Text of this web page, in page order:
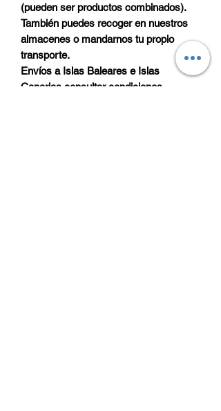
(pueden ser productos combinados).
También puedes recoger en nuestros
almacenes o mandarnos tu propio
transporte.
Envíos a Islas Baleares e Islas
Canarias consultar condiciones.